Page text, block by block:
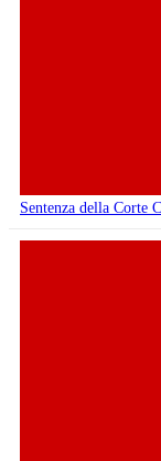
Sentenza della Corte